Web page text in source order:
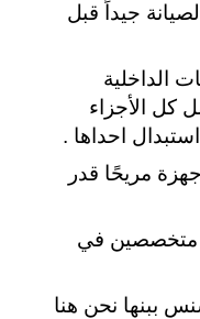
جيداً قبل
الداخلية
كل الأجزاء
احداها .
مريحًا قدر
متخصصين في
ببنها نحن هنا